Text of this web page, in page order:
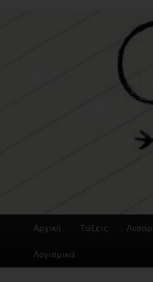
Αρχική Τάξεις
Λογισμικά